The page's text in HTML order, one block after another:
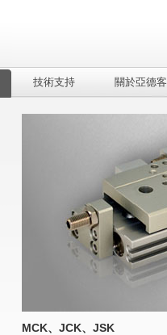
技術支持 關於亞德客
MCK、JCK、JSK